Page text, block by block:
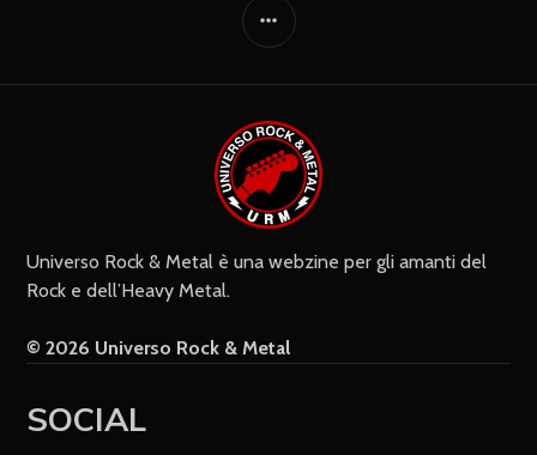
Giornalmente
Settimanalmente
Ricevi i nuovi commenti via e-mail
Do il mio consenso affinché un
sito web) per il prossimo commento.
Universo Rock & Metal è una webzine per gli amanti del
Rock e dell’Heavy Metal.
© 2026 Universo Rock & Metal
SOCIAL